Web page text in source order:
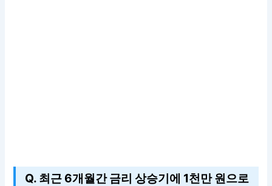
Q. 최근 6개월간 금리 상승기에 1천만 원으로